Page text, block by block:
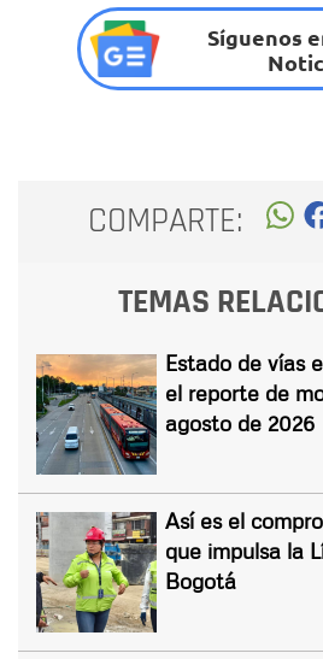
Síguenos
COMPARTE:
TEMAS
Estado de vías
el reporte de
agosto de 2026
Así es el
que impulsa la
Bogotá